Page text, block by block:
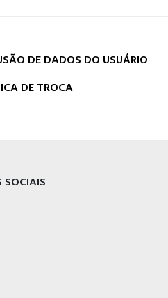
DE DADOS DO USUÁRIO
DE TROCA
SOCIAIS